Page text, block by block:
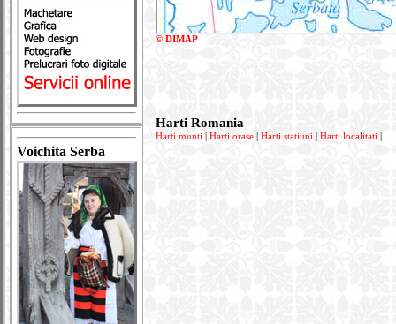
Voichita Serba
© DIMAP
Harti Romania
Harti munti Harti orase Harti statiuni Harti localitati